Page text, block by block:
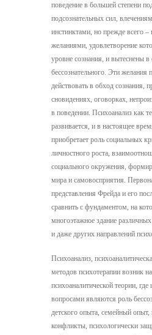
поведение в большей степени
подсознательных сил,
инстинктами, но прежде всего
желаниями, удовлетворение
уровне сознания, и вытеснены в
бессознательного. Эти желания
действовать в обход сознания,
сновидениях, оговорках,
в поведении. Психоанализ как
развивается, и в настоящее
приобретает роль социальных
личностного роста,
социального окружения,
мира и самовосприятия.
представления Фрейда и его
сравнить с фундаментом, на
многоэтажное здание
и даже других направлений
Психоанализ,
методов психотерапии возник
психоаналитической теории,
вопросами являются роль
детского опыта, семейный опыт,
конфликты, психологически